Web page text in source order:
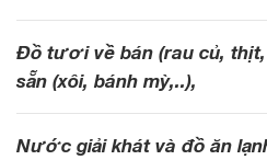
Đồ tươi về bán (rau củ,
sẵn (xôi, bánh mỳ,..),
Nước giải khát và đồ ăn